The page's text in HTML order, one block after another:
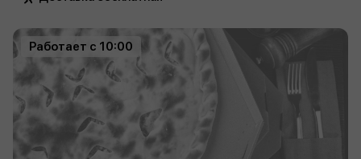
Работает с 10:00